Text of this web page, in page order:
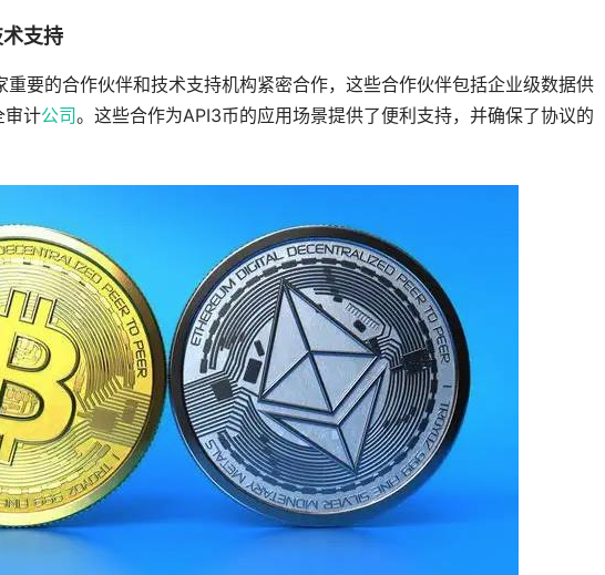
支持
要的合作伙伴和技术支持机构紧密合作，这些合作伙伴包括企业级数据供
审计公司。这些合作为API3币的应用场景提供了便利支持，并确保了协议的